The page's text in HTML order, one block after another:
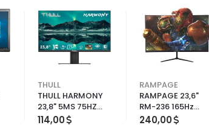
THULL
THULL HARMONY
23,8" 5MS 75HZ
FREESYNC FHD
114,00
RAMPAGE
RAMPAGE 23,6"
RM-236 165Hz
HDMI IPS FULL HD
240,00